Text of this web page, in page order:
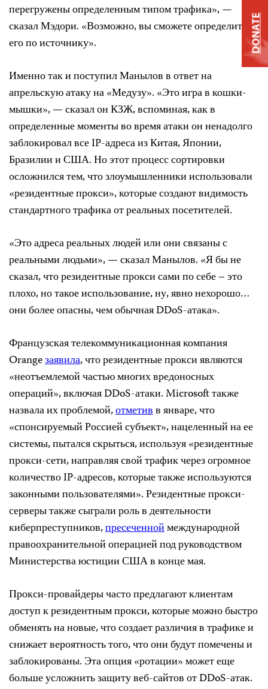
перегружены определенным типом трафика», —
сказал Мэдори. «Возможно, вы сможете определить
его по источнику».
Именно так и поступил Манылов в ответ на
апрельскую атаку на «Медузу». «Это игра в кошки-
мышки», — сказал он КЗЖ, вспоминая, как в
определенные моменты во время атаки он ненадолго
заблокировал все IP-адреса из Китая, Японии,
Бразилии и США. Но этот процесс сортировки
осложнился тем, что злоумышленники использовали
«резидентные прокси», которые создают видимость
стандартного трафика от реальных посетителей.
«Это адреса реальных людей или они связаны с
реальными людьми», — сказал Манылов. «Я бы не
сказал, что резидентные прокси сами по себе – это
плохо, но такое использование, ну, явно нехорошо…
они более опасны, чем обычная DDoS-атака».
Французская телекоммуникационная компания
Orangeзаявила, что резидентные прокси являются
«неотъемлемой частью многих вредоносных
операций», включая DDoS-атаки. Microsoft также
назвала их проблемой,отметивв январе, что
«спонсируемый Россией субъект», нацеленный на ее
системы, пытался скрыться, используя «резидентные
прокси-сети, направляя свой трафик через огромное
количество IP-адресов, которые также используются
законными пользователями». Резидентные прокси-
серверы также сыграли роль в деятельности
киберпреступников,пресеченноймеждународной
правоохранительной операцией под руководством
Министерства юстиции США в конце мая.
Прокси-провайдеры часто предлагают клиентам
доступ к резидентным прокси, которые можно быстро
обменять на новые, что создает различия в трафике и
снижает вероятность того, что они будут помечены и
заблокированы. Эта опция «ротации» может еще
больше усложнить защиту веб-сайтов от DDoS-атак.
DONATE